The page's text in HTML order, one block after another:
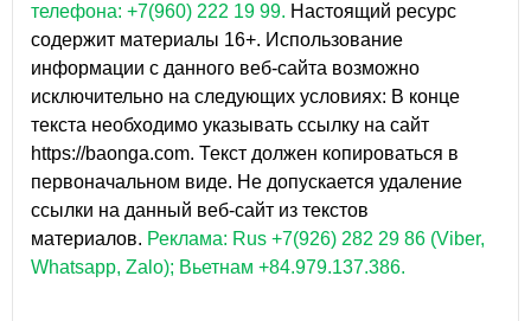
телефона: +7(960) 222 19 99. Настоящий ресурс
содержит материалы 16+. Использование
информации с данного веб-сайта возможно
исключительно на следующих условиях: В конце
текста необходимо указывать ссылку на сайт
https://baonga.com. Текст должен копироваться в
первоначальном виде. Не допускается удаление
ссылки на данный веб-сайт из текстов
материалов. Реклама: Rus +7(926) 282 29 86 (Viber,
Whatsapp, Zalo); Вьетнам +84.979.137.386.